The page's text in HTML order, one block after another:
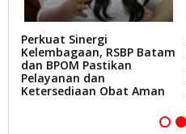
Perkuat Sinergi
Kelembagaan, RSBP Batam
dan BPOM Pastikan
Pelayanan dan
Ketersediaan Obat Aman